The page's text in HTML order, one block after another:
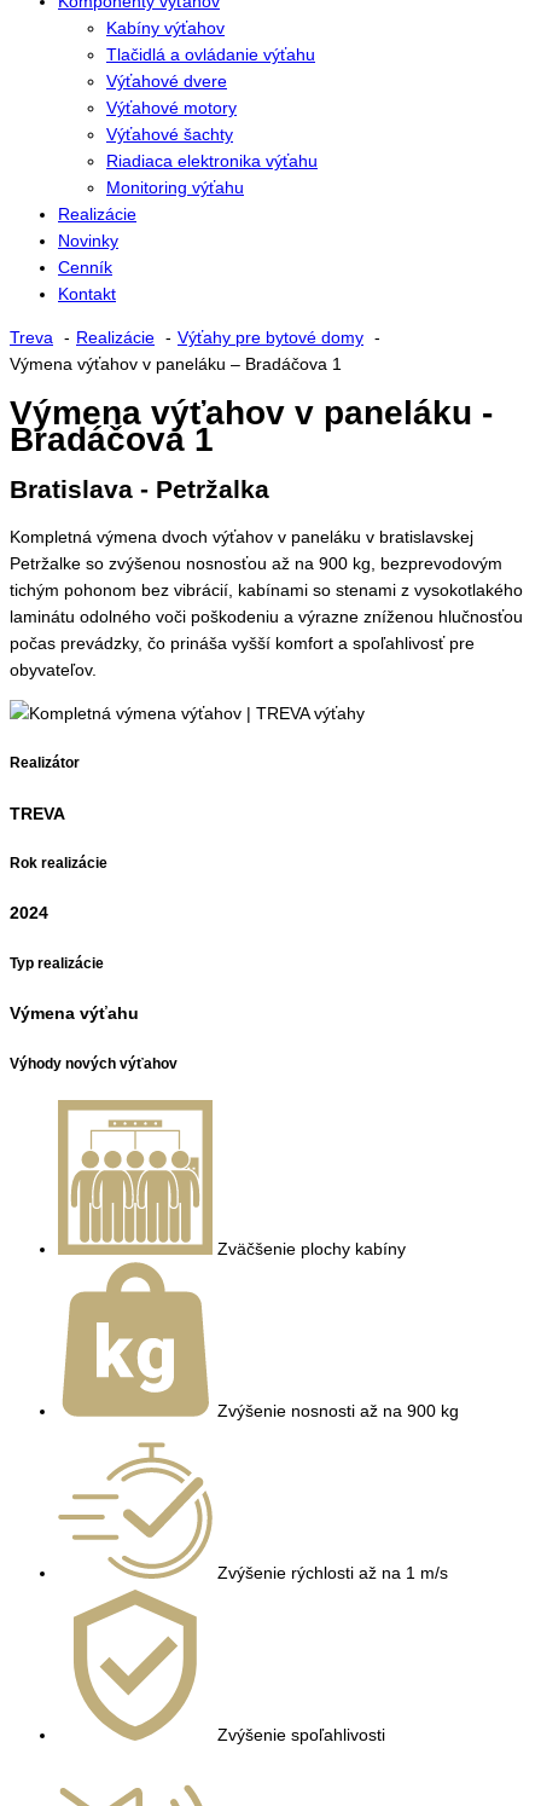
Kabíny výťahov
Tlačidlá a ovládanie výťahu
Výťahové dvere
Výťahové motory
Výťahové šachty
Riadiaca elektronika výťahu
Monitoring výťahu
Realizácie
Novinky
Cenník
Kontakt
Treva Realizácie
Výťahy pre bytové domy
Výmena výťahov v paneláku – Bradáčova 1
Výmena výťahov v paneláku -
Bradáčova 1
Bratislava - Petržalka
Kompletná výmena dvoch výťahov v paneláku v bratislavskej
Petržalke so zvýšenou nosnosťou až na 900 kg, bezprevodovým
tichým pohonom bez vibrácií, kabínami so stenami z vysokotlakého
laminátu odolného voči poškodeniu a výrazne zníženou hlučnosťou
počas prevádzky, čo prináša vyšší komfort a spoľahlivosť pre
obyvateľov.
Realizátor
TREVA
Rok realizácie
2024
Typ realizácie
Výmena výťahu
Výhody nových výťahov
Zväčšenie plochy kabíny
Zvýšenie nosnosti až na 900 kg
Zvýšenie rýchlosti až na 1 m/s
Zvýšenie spoľahlivosti